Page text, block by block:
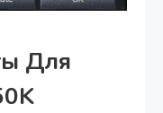
Для